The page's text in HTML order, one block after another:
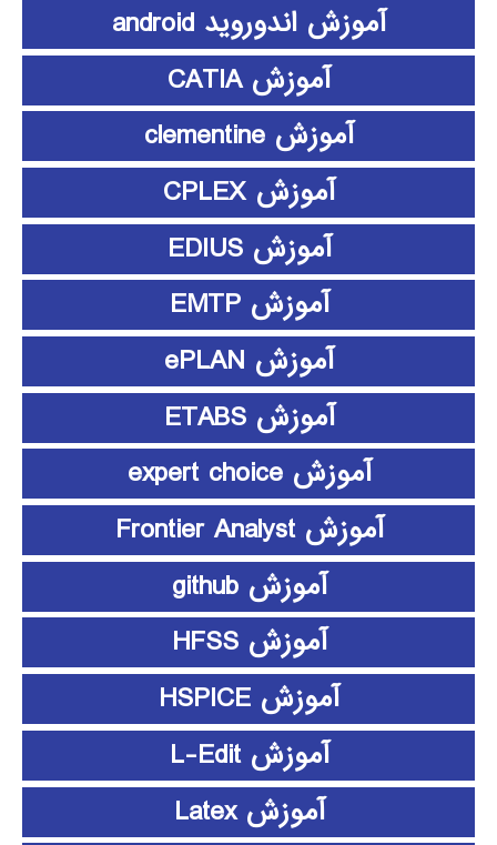
آموزش اندوروید android
آموزش CATIA
آموزش clementine
آموزش CPLEX
آموزش EDIUS
آموزش EMTP
آموزش ePLAN
آموزش ETABS
آموزش expert choice
آموزش Frontier Analyst
آموزش github
آموزش HFSS
آموزش HSPICE
آموزش L-Edit
آموزش Latex